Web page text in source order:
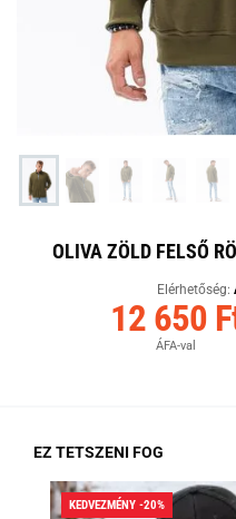
OLIVA ZÖLD FELSŐ
Elérhetőség:
12 650
ÁFA-val
EZ TETSZENI FOG
KEDVEZMÉNY -20%